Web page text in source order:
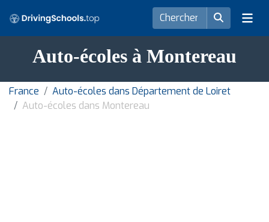
Auto-écoles à Montereau
France
Auto-écoles dans Département de Loiret
Auto-écoles dans Montereau